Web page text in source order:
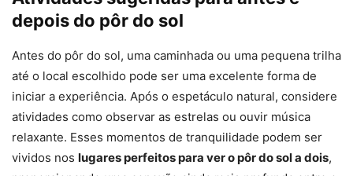
depois do pôr do sol
Antes do pôr do sol, uma caminhada ou uma pequena trilha
até o local escolhido pode ser uma excelente forma de
iniciar a experiência. Após o espetáculo natural, considere
atividades como observar as estrelas ou ouvir música
relaxante. Esses momentos de tranquilidade podem ser
vividos nos lugares perfeitos para ver o pôr do sol a dois,